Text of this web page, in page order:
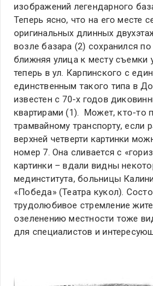
изображений легендарного
Теперь ясно, что на его месте
оригинальных длинных
возле базара (2) сохранился
ближняя улица к месту съемки
теперь в ул. Карпинского с
единственным такого типа в
известен с 70-х годов
квартирами (1). Может, кто-то
трамвайному транспорту, если
верхней четверти картинки
номер 7. Она сливается с
картинки – вдали видны
мединститута, больницы
«Победа» (Театра кукол).
трудолюбивое стремление
озеленению местности тоже
для специалистов и